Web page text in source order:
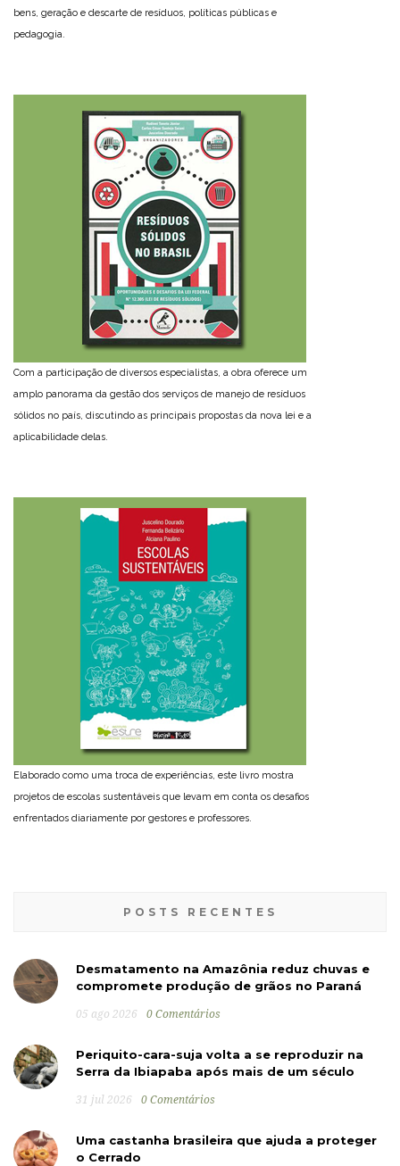
bens, geração e descarte de resíduos, políticas públicas e
pedagogia.
Com a participação de diversos especialistas, a obra oferece um
amplo panorama da gestão dos serviços de manejo de resíduos
sólidos no país, discutindo as principais propostas da nova lei e a
aplicabilidade delas.
Elaborado como uma troca de experiências, este livro mostra
projetos de escolas sustentáveis que levam em conta os desafios
enfrentados diariamente por gestores e professores.
POSTS RECENTES
Desmatamento na Amazônia reduz chuvas e
compromete produção de grãos no Paraná
05 ago 2026 0 Comentários
Periquito-cara-suja volta a se reproduzir na
Serra da Ibiapaba após mais de um século
31 jul 2026 0 Comentários
Uma castanha brasileira que ajuda a proteger
o Cerrado